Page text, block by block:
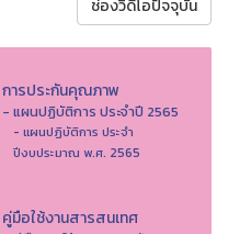
ช่องวิดีโอปัจจุบัน
การประกันคุณภาพ
- แผนปฏิบัติการ ประจำปี 2565
- แผนปฏิบัติการ ประจำ
ปีงบประมาณ พ.ศ. 2565
คู่มือใช้งานสารสนเทศ